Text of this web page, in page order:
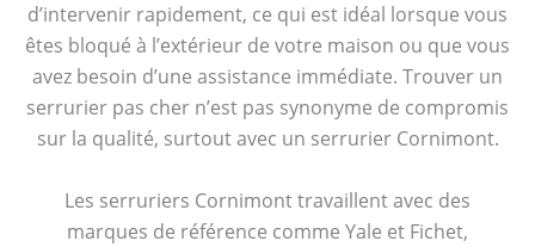
d’intervenir rapidement, ce qui est idéal lorsque vous
êtes bloqué à l’extérieur de votre maison ou que vous
avez besoin d’une assistance immédiate. Trouver un
serrurier pas cher n’est pas synonyme de compromis
sur la qualité, surtout avec un serrurier Cornimont.
Les serruriers Cornimont travaillent avec des
marques de référence comme Yale et Fichet,